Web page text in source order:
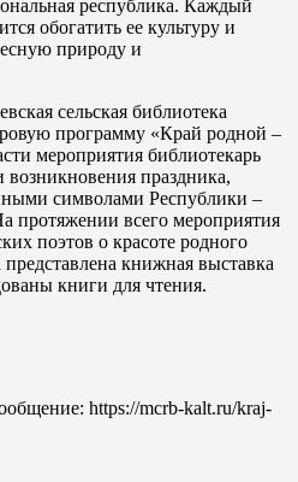
республика. Каждый
обогатить ее культуру и
природу и
сельская библиотека
программу «Край родной –
мероприятия библиотекарь
возникновения праздника,
символами Республики –
протяжении всего мероприятия
поэтов о красоте родного
книжная выставка
книги для чтения.
https://mcrb-kalt.ru/kraj-